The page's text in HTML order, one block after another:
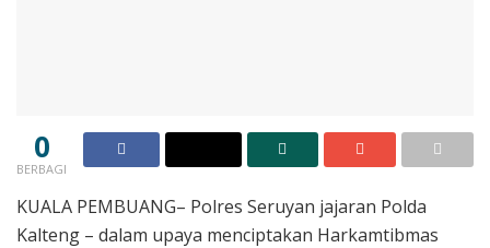
0
BERBAGI
KUALA PEMBUANG– Polres Seruyan jajaran Polda
Kalteng – dalam upaya menciptakan Harkamtibmas